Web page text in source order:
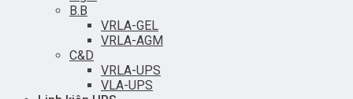
B.B
VRLA-GEL
VRLA-AGM
C&D
VRLA-UPS
VLA-UPS